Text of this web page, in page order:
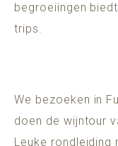
begroeiingen
trips.
We bezoeken in
doen de wijntour
Leuke rondleiding